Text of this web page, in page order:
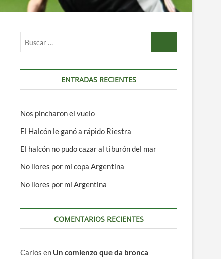
ENTRADAS RECIENTES
Nos pincharon el vuelo
El Halcón le ganó a rápido Riestra
El halcón no pudo cazar al tiburón del mar
No llores por mi copa Argentina
No llores por mi Argentina
COMENTARIOS RECIENTES
Carlos en Un comienzo que da bronca